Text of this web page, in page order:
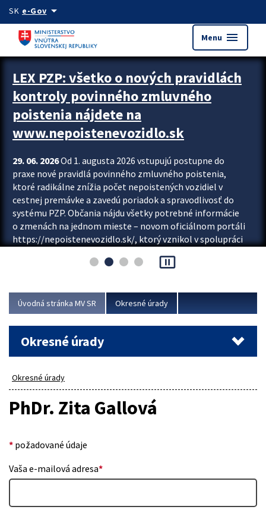
Preskocit na hlavný obsah
SK e-Govarrow_drop_down
Menu menu
Zastavit automatický posun upútavok
LEX PZP: všetko o nových pravidlách
kontroly povinného zmluvného
poistenia nájdete na
www.nepoistenevozidlo.sk
29. 06. 2026Od 1. augusta 2026 vstupujú postupne do
praxe nové pravidlá povinného zmluvného poistenia,
ktoré radikálne znížia počet nepoistených vozidiel v
cestnej premávke a zavedú poriadok a spravodlivosť do
systému PZP. Občania nájdu všetky potrebné informácie
o zmenách na jednom mieste – novom oficiálnom portáli
https://nepoistenevozidlo.sk/, ktorý vznikol v spolupráci
asociácie poisťovní (SLASPO) a Ministerstva vnútra SR.
Viac
pause_presentation
Úvodná stránka MV SR Okresné úrady
Okresné úrady
Okresné úrady
PhDr. Zita Gallová
* požadované údaje
Vaša e-mailová adresa*